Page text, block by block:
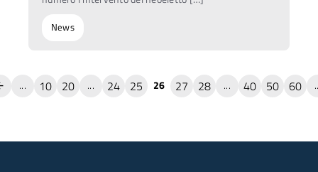
News
... 10 20 ... 24 25 26 27 28 ... 40 50 60